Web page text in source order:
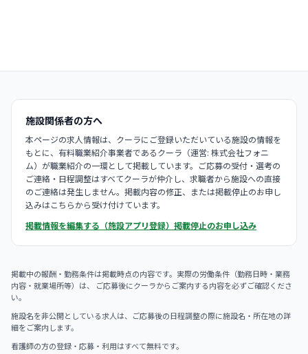
施設関係者の方へ
本ページの求人情報は、クーラにご登録いただいている施設の情報を
もとに、有料職業紹介事業者であるクーラ（運営: 株式会社フォニ
ム）が職業紹介の一環として掲載しています。ご応募の受付・選考の
ご連絡・日程調整はすべてクーラが仲介し、求職者から施設への直接
のご連絡は発生しません。掲載内容の修正、または掲載停止のお申し
込みはこちらから受け付けています。
掲載情報を編集する（施設アプリ登録） 掲載停止のお申し込み
掲載中の報酬・勤務条件は掲載時点の内容です。実際の労働条件（勤務日時・業務
内容・就業場所等）は、 ご応募後にクーラからご案内する内容を必ずご確認くださ
い。
施設名を非公開としている求人は、ご応募後の日程調整の際に施設名・所在地の詳
細をご案内します。
看護師の方の登録・応募・利用はすべて無料です。